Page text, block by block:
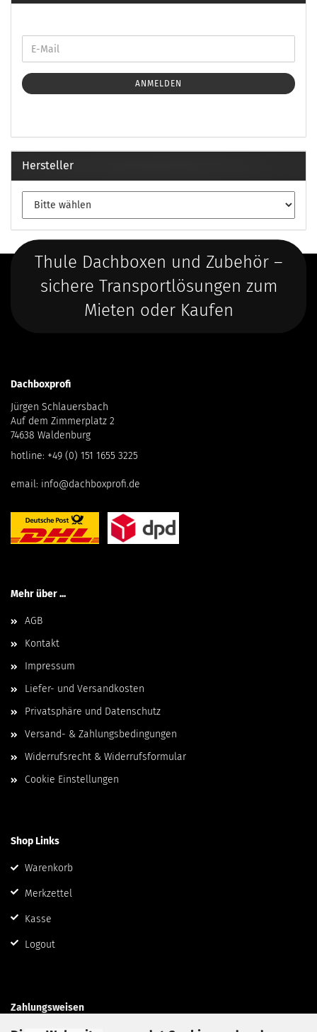
ANMELDEN
Hersteller
Thule Dachboxen und Zubehör –
sichere Transportlösungen zum
Mieten oder Kaufen
Dachboxprofi
Jürgen Schlauersbach
Auf dem Zimmerplatz 2
74638 Waldenburg
hotline: +49 (0) 151 1655 3225
email: info@dachboxprofi.de
Mehr über ...
AGB
Kontakt
Impressum
Liefer- und Versandkosten
Privatsphäre und Datenschutz
Versand- & Zahlungsbedingungen
Widerrufsrecht & Widerrufsformular
Cookie Einstellungen
Shop Links
Warenkorb
Merkzettel
Kasse
Logout
Zahlungsweisen